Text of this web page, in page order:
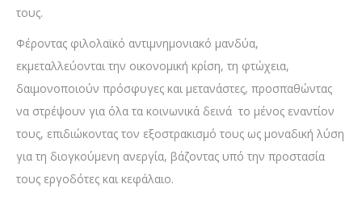
τους.
Φέροντας φιλολαϊκό αντιμνημονιακό μανδύα,
εκμεταλλεύονται την οικονομική κρίση, τη φτώχεια,
δαιμονοποιούν πρόσφυγες και μετανάστες, προσπαθώντας
να στρέψουν για όλα τα κοινωνικά δεινά το μένος εναντίον
τους, επιδιώκοντας τον εξοστρακισμό τους ως μοναδική λύση
για τη διογκούμενη ανεργία, βάζοντας υπό την προστασία
τους εργοδότες και κεφάλαιο.